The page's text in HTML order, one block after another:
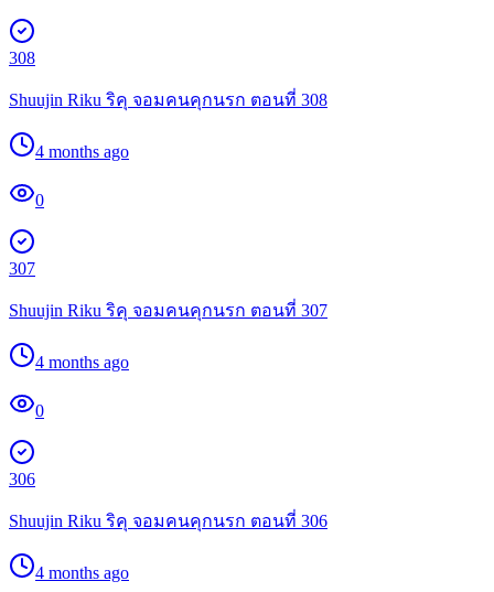
308
Shuujin Riku ริคุ จอมคนคุกนรก ตอนที่ 308
4 months ago
0
307
Shuujin Riku ริคุ จอมคนคุกนรก ตอนที่ 307
4 months ago
0
306
Shuujin Riku ริคุ จอมคนคุกนรก ตอนที่ 306
4 months ago